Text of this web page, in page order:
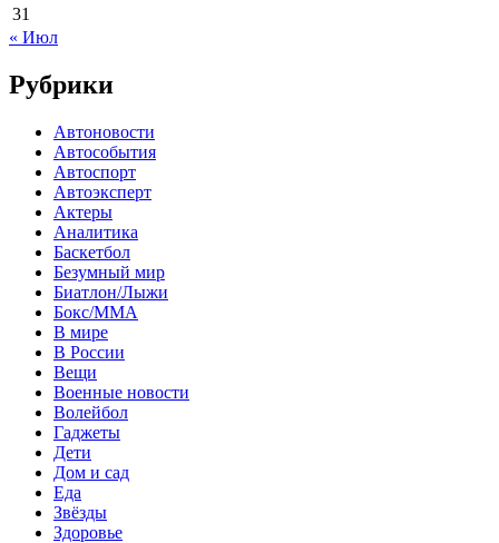
31
« Июл
Рубрики
Автоновости
Автособытия
Автоспорт
Автоэксперт
Актеры
Аналитика
Баскетбол
Безумный мир
Биатлон/Лыжи
Бокс/MMA
В мире
В России
Вещи
Военные новости
Волейбол
Гаджеты
Дети
Дом и сад
Еда
Звёзды
Здоровье